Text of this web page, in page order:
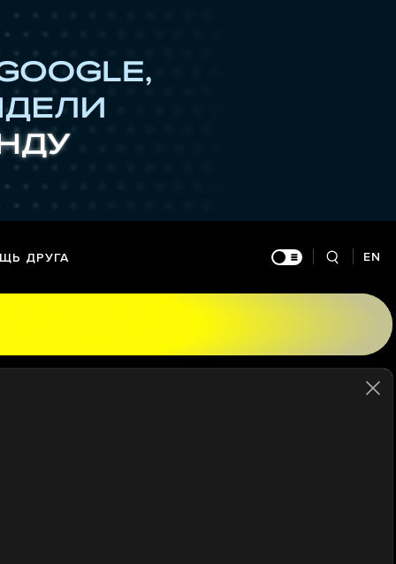
ДРУГА EN